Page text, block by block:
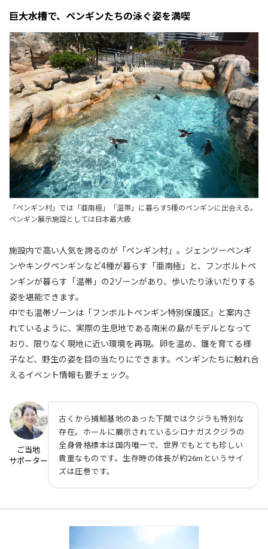
巨大水槽で、ペンギンたちの泳ぐ姿を満喫
「ペンギン村」では「亜南極」「温帯」に暮らす5種のペンギンに出会える。
ペンギン展示施設としては日本最大級
施設内で高い人気を誇るのが「ペンギン村」。ジェンツーペンギ
ンやキングペンギンなど4種が暮らす「亜南極」と、フンボルトペ
ンギンが暮らす「温帯」の2ゾーンがあり、歩いたり泳いだりする
姿を堪能できます。
中でも温帯ゾーンは「フンボルトペンギン特別保護区」と案内さ
れているように、実際の生息地である南米の島がモデルとなって
おり、限りなく現地に近い環境を再現。卵を温め、雛を育てる様
子など、野生の姿を目の当たりにできます。ペンギンたちに触れ合
えるイベント情報も要チェック。
ご当地
サポーター
古くから捕鯨基地のあった下関ではクジラも特別な
存在。ホールに展示されているシロナガスクジラの
全身骨格標本は国内唯一で、世界でもとても珍しい
貴重なものです。生存時の体長が約26mというサイ
ズは圧巻です。